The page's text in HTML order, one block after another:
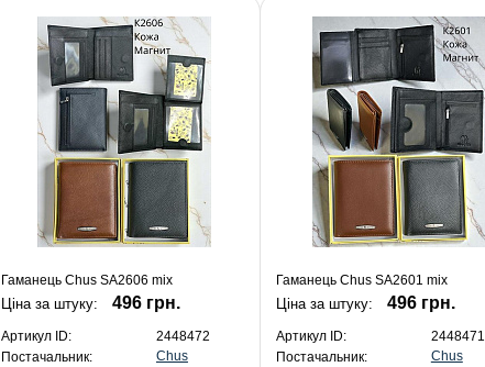
Гаманець Chus SA2606 mix
Ціна за штуку: 496 грн.
Артикул ID:
2448472
Постачальник:
Chus
Гаманець Chus SA2601 mix
Ціна за штуку: 496 грн.
Артикул ID:
2448471
Постачальник:
Chus